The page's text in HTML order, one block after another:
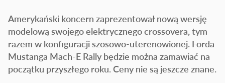
Amerykański koncern zaprezentował nową wersję
modelową swojego elektrycznego crossovera, tym
razem w konfiguracji szosowo-uterenowionej. Forda
Mustanga Mach-E Rally będzie można zamawiać na
początku przyszłego roku. Ceny nie są jeszcze znane.